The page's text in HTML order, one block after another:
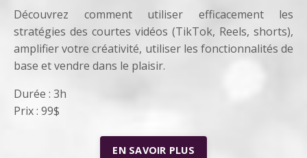
Découvrez comment utiliser efficacement les
stratégies des courtes vidéos (TikTok, Reels, shorts),
amplifier votre créativité, utiliser les fonctionnalités de
base et vendre dans le plaisir.
Durée : 3h
Prix : 99$
EN SAVOIR PLUS